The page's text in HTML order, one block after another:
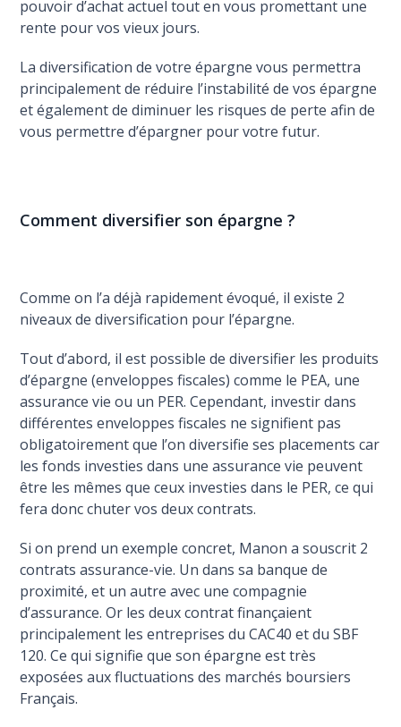
pouvoir d’achat actuel tout en vous promettant une
rente pour vos vieux jours.
La diversification de votre épargne vous permettra
principalement de réduire l’instabilité de vos épargne
et également de diminuer les risques de perte afin de
vous permettre d’épargner pour votre futur.
Comment diversifier son épargne ?
Comme on l’a déjà rapidement évoqué, il existe 2
niveaux de diversification pour l’épargne.
Tout d’abord, il est possible de diversifier les produits
d’épargne (enveloppes fiscales) comme le PEA, une
assurance vie ou un PER. Cependant, investir dans
différentes enveloppes fiscales ne signifient pas
obligatoirement que l’on diversifie ses placements car
les fonds investies dans une assurance vie peuvent
être les mêmes que ceux investies dans le PER, ce qui
fera donc chuter vos deux contrats.
Si on prend un exemple concret, Manon a souscrit 2
contrats assurance-vie. Un dans sa banque de
proximité, et un autre avec une compagnie
d’assurance. Or les deux contrat finançaient
principalement les entreprises du CAC40 et du SBF
120. Ce qui signifie que son épargne est très
exposées aux fluctuations des marchés boursiers
Français.